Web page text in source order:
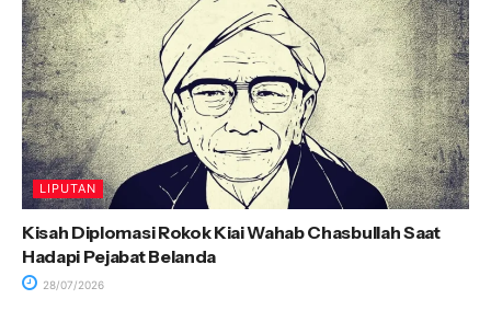
LIPUTAN
Kisah Diplomasi Rokok Kiai Wahab Chasbullah Saat
Hadapi Pejabat Belanda
28/07/2026